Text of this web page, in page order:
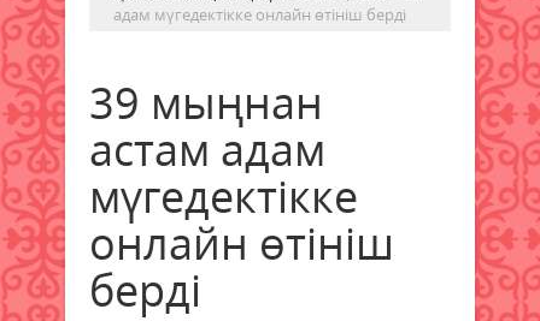
адам мүгедектікке онлайн өтініш берді
39 мыңнан
астам адам
мүгедектікке
онлайн өтініш
берді